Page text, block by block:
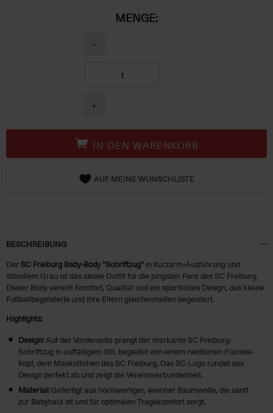
MENGE:
−
+
IN DEN WARENKORB
AUF MEINE WUNSCHLISTE
BESCHREIBUNG
Der SC Freiburg Baby-Body "Schriftzug" in Kurzarm-Ausführung und
stilvollem Grau ist das ideale Outfit für die jüngsten Fans des SC Freiburg.
Dieser Body vereint Komfort, Qualität und ein sportliches Design, das kleine
Fußballbegeisterte und ihre Eltern gleichermaßen begeistert.
Highlights:
Design:Auf der Vorderseite prangt der markante SC Freiburg-
Schriftzug in auffälligem Stil, begleitet von einem niedlichen Füchsle-
Kopf, dem Maskottchen des SC Freiburg. Das SC-Logo rundet das
Design perfekt ab und zeigt die Vereinsverbundenheit.
Material:Gefertigt aus hochwertiger, weicher Baumwolle, die sanft
zur Babyhaut ist und für optimalen Tragekomfort sorgt.